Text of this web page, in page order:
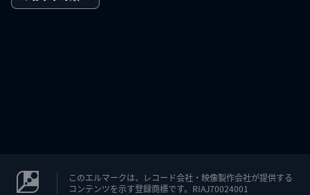
このエルマークは、レコード会社・映像製作会社が提供する
コンテンツを示す登録商標です。RIAJ70024001